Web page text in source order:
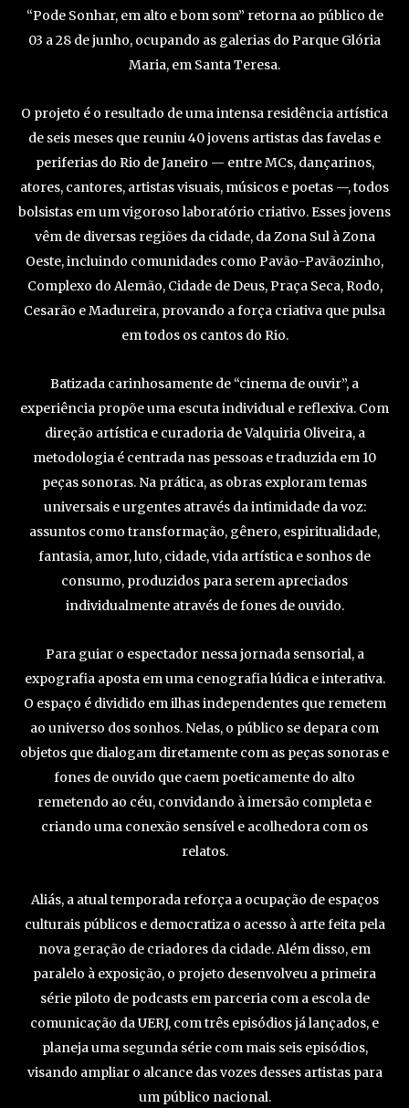
“Pode Sonhar, em alto e bom som” retorna ao público de
03 a 28 de junho, ocupando as galerias do Parque Glória
Maria, em Santa Teresa.
O projeto é o resultado de uma intensa residência artística
de seis meses que reuniu 40 jovens artistas das favelas e
periferias do Rio de Janeiro — entre MCs, dançarinos,
atores, cantores, artistas visuais, músicos e poetas —, todos
bolsistas em um vigoroso laboratório criativo. Esses jovens
vêm de diversas regiões da cidade, da Zona Sul à Zona
Oeste, incluindo comunidades como Pavão-Pavãozinho,
Complexo do Alemão, Cidade de Deus, Praça Seca, Rodo,
Cesarão e Madureira, provando a força criativa que pulsa
em todos os cantos do Rio.
Batizada carinhosamente de “cinema de ouvir”, a
experiência propõe uma escuta individual e reflexiva. Com
direção artística e curadoria de Valquiria Oliveira, a
metodologia é centrada nas pessoas e traduzida em 10
peças sonoras. Na prática, as obras exploram temas
universais e urgentes através da intimidade da voz:
assuntos como transformação, gênero, espiritualidade,
fantasia, amor, luto, cidade, vida artística e sonhos de
consumo, produzidos para serem apreciados
individualmente através de fones de ouvido.
Para guiar o espectador nessa jornada sensorial, a
expografia aposta em uma cenografia lúdica e interativa.
O espaço é dividido em ilhas independentes que remetem
ao universo dos sonhos. Nelas, o público se depara com
objetos que dialogam diretamente com as peças sonoras e
fones de ouvido que caem poeticamente do alto
remetendo ao céu, convidando à imersão completa e
criando uma conexão sensível e acolhedora com os
relatos.
Aliás, a atual temporada reforça a ocupação de espaços
culturais públicos e democratiza o acesso à arte feita pela
nova geração de criadores da cidade. Além disso, em
paralelo à exposição, o projeto desenvolveu a primeira
série piloto de podcasts em parceria com a escola de
comunicação da UERJ, com três episódios já lançados, e
planeja uma segunda série com mais seis episódios,
visando ampliar o alcance das vozes desses artistas para
um público nacional.